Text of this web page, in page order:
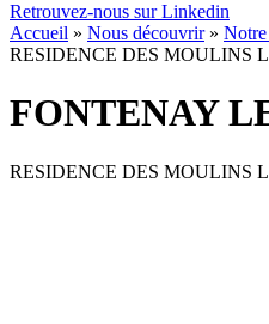
Retrouvez-nous surLinkedin
Accueil » Nous découvrir»
RESIDENCE DES MOULINS
FONTENAY
RESIDENCE DES MOULINS